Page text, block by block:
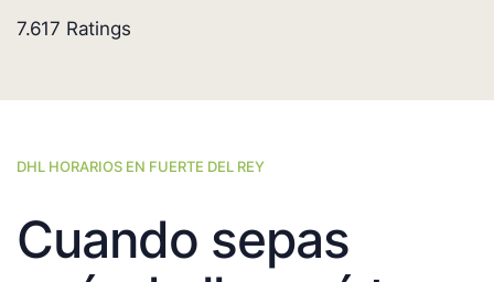
7.617 Ratings
DHL HORARIOS EN FUERTE DEL REY
Cuando sepas